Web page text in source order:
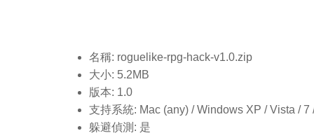
名稱: roguelike-rpg-hack-v1.0.zip
大小: 5.2MB
版本: 1.0
支持系統: Mac (any) / Windows XP / Vista / 7
躲避偵測: 是